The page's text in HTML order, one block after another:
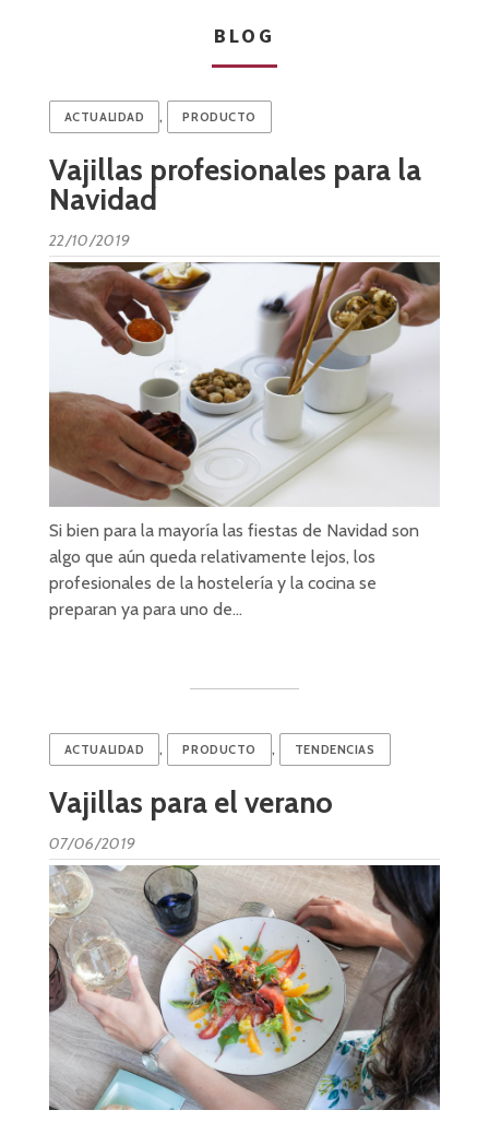
BLOG
ACTUALIDAD , PRODUCTO
Vajillas profesionales para la
Navidad
22/10/2019
Si bien para la mayoría las fiestas de Navidad son
algo que aún queda relativamente lejos, los
profesionales de la hostelería y la cocina se
preparan ya para uno de…
ACTUALIDAD , PRODUCTO , TENDENCIAS
Vajillas para el verano
07/06/2019